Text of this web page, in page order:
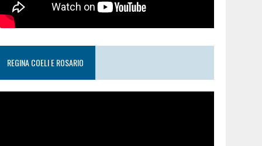
REGINA COELI E ROSARIO